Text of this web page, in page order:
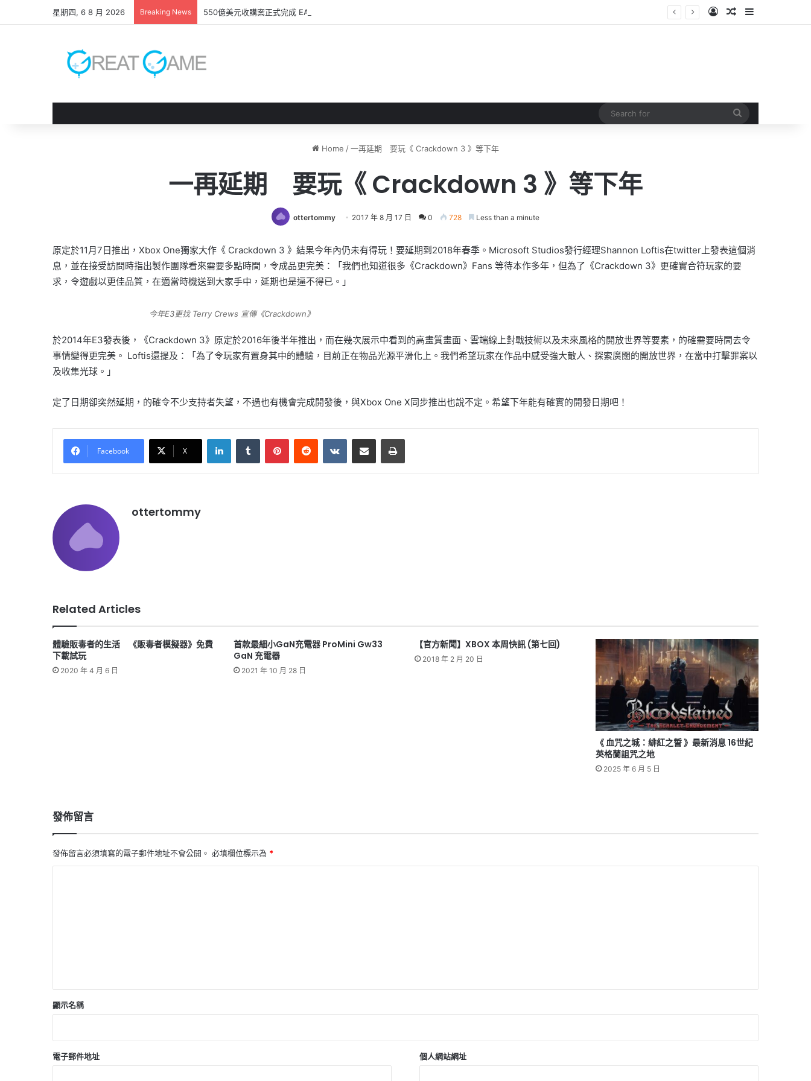
星期四, 6 8 月 2026 Breaking News 550億美元收購案正式完成 EA轉型成為私人公司 Log InRandom Article
Sidebar
Home /一再延期 要玩《 Crackdown 3 》等下年
一再延期 要玩《 Crackdown 3 》等下年
ottertommy 2017 年 8 月 17 日 0 728 Less than a minute
原定於11月7日推出，Xbox One獨家大作《 Crackdown 3 》結果今年內仍未有得玩！要延期到2018年春季。Microsoft Studios發行經理Shannon Loftis在twitter上發表這個消
息，並在接受訪問時指出製作團隊看來需要多點時間，令成品更完美：「我們也知道很多《Crackdown》Fans 等待本作多年，但為了《Crackdown 3》更確實合符玩家的要
求，令遊戲以更佳品質，在適當時機送到大家手中，延期也是逼不得已。」
今年E3更找 Terry Crews 宣傳《Crackdown》
於2014年E3發表後，《Crackdown 3》原定於2016年後半年推出，而在幾次展示中看到的高畫質畫面、雲端線上對戰技術以及未來風格的開放世界等要素，的確需要時間去令
事情變得更完美。 Loftis還提及：「為了令玩家有置身其中的體驗，目前正在物品光源平滑化上。我們希望玩家在作品中感受強大敵人、探索廣闊的開放世界，在當中打擊罪案以
及收集光球。」
定了日期卻突然延期，的確令不少支持者失望，不過也有機會完成開發後，與Xbox One X同步推出也說不定。希望下年能有確實的開發日期吧！
Facebook X
LinkedInTumblr PinterestReddit VKontakteShare via Email Print
ottertommy
Related Articles
體驗販毒者的生活 《販毒者模擬器》免費
下載試玩
2020 年 4 月 6 日
首款最細小GaN充電器 ProMini Gw33
GaN 充電器
2021 年 10 月 28 日
【官方新聞】XBOX 本周快訊 (第七回)
2018 年 2 月 20 日
《 血咒之城：緋紅之誓 》最新消息 16世紀
英格蘭詛咒之地
2025 年 6 月 5 日
發佈留言
發佈留言必須填寫的電子郵件地址不會公開。 必填欄位標示為 *
顯示名稱
電子郵件地址 個人網站網址